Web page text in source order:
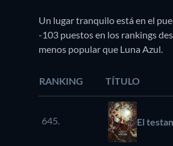
Un lugar tranquilo está en el
-103 puestos en los rankings
menos popular que Luna Azul.
RANKING TÍTULO
645. El